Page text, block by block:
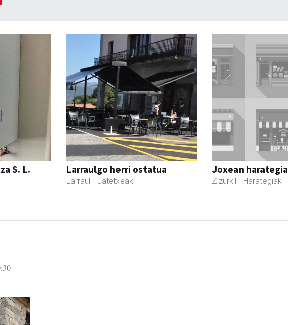
S. L. Larraulgo herri ostatua
Larraul - Jatetxeak
Joxean harategia
Zizurkil - Harategiak